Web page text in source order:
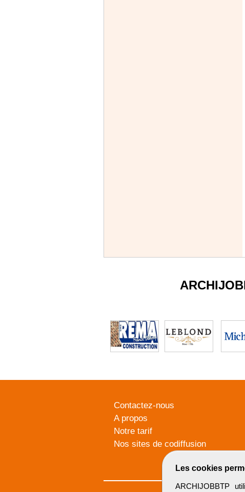
Les cookies
ARCHIJOBBTP
Contactez-nous
A propos
Notre tarif
Nos sites de codiffusion